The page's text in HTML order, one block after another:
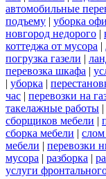
автомобильные
подъему | уборка
новгород недорого |
коттеджа от мусора |
погрузка газели |
перевозка шкафа |
| уборка |
час | перевозки на
такелажные работы |
сборщиков мебели |
сборка мебели |
мебели | перевозки
мусора | разборка |
услуги